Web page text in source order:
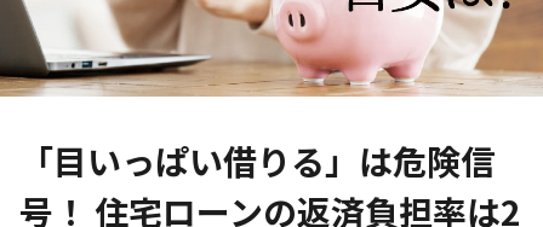
「目いっぱい借りる」は危険信
号！ 住宅ローンの返済負担率は2